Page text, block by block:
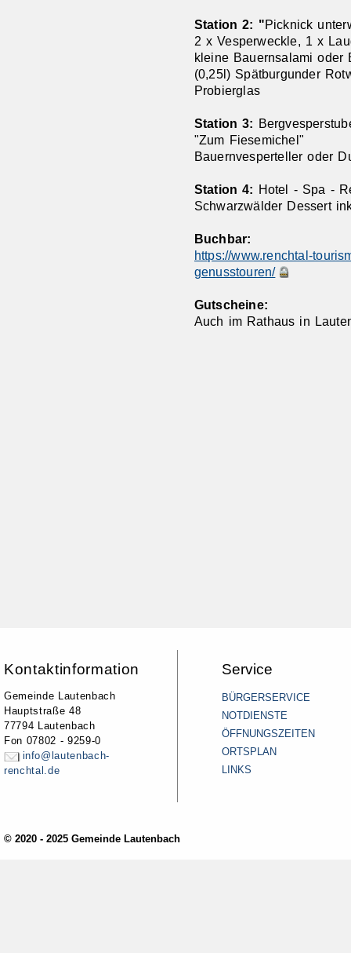
Station 2: "Picknick
2 x Vesperweckle, 1 x
kleine Bauernsalami
(0,25l) Spätburgunder
Probierglas
Station 3:
"Zum Fiesemichel"
Bauernvesperteller oder
Station 4: Hotel - Spa -
Schwarzwälder Dessert
Buchbar:
https://www.renchtal-
genusstouren/
Gutscheine:
Auch im Rathaus in
Kontaktinformation
Gemeinde Lautenbach
Hauptstraße 48
77794 Lautenbach
Fon 07802 - 9259-0
info@lautenbach-
renchtal.de
Service
BÜRGERSERVICE
NOTDIENSTE
ÖFFNUNGSZEITEN
ORTSPLAN
LINKS
© 2020 - 2025 Gemeinde Lautenbach